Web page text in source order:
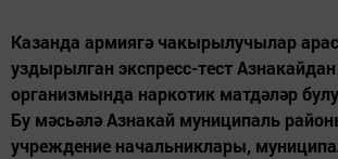
Казанда армиягә чакырылучылар
уздырылган экспресс-тест Азнакайдан
организмында наркотик матдәләр
Бу мәсьәлә Азнакай муниципаль
учреждение начальниклары,